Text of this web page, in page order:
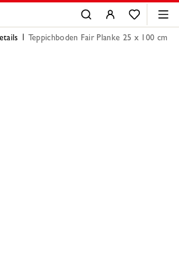
Teppichboden Fair Planke 25 x 100 cm